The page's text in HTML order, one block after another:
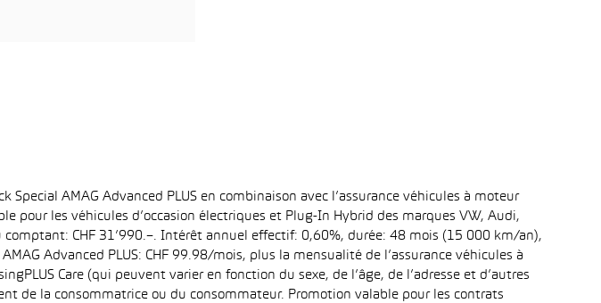
AMAG Advanced PLUS en combinaison avec l’assurance véhicules à moteur
pour les véhicules d’occasion électriques et Plug-In Hybrid des marques VW, Audi,
CHF 31’990.–. Intérêt annuel effectif: 0,60%, durée: 48 mois (15 000 km/an),
Advanced PLUS: CHF 99.98/mois, plus la mensualité de l’assurance véhicules à
Care (qui peuvent varier en fonction du sexe, de l’âge, de l’adresse et d’autres
de la consommatrice ou du consommateur. Promotion valable pour les contrats